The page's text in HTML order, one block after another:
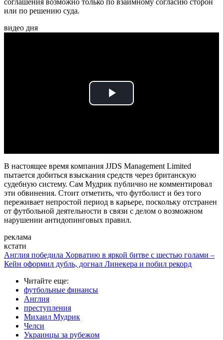
соглашения возможно только по взаимному согласию сторон
или по решению суда.
видео дня
Play
В настоящее время компания JJDS Management Limited
пытается добиться взыскания средств через британскую
судебную систему. Сам Мудрик публично не комментировал
эти обвинения. Стоит отметить, что футболист и без того
переживает непростой период в карьере, поскольку отстранен
от футбольной деятельности в связи с делом о возможном
нарушении антидопинговых правил.
реклама
кстати
Англия победила Хорватию в яркой битве с шестью голами –
Кейн оформил дубль, догнал Линекера и побил рекорд
Читайте еще:
футбольные финансы
Англия
преступления
Михаил Мудрик
Челси
Украинцы за рубежом